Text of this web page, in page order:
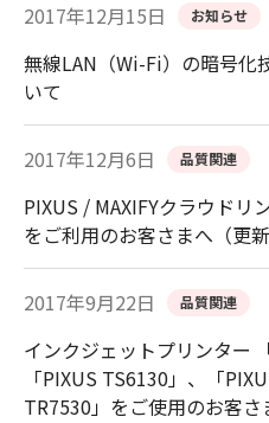
2017年12月15日 お知らせ
無線LAN（Wi-Fi）の暗号化
いて
2017年12月6日 品質関連
PIXUS / MAXIFYクラウド
をご利用のお客さまへ（更新
2017年9月22日 品質関連
インクジェットプリンター
「PIXUS TS6130」、「
TR7530」をご使用のお客さ